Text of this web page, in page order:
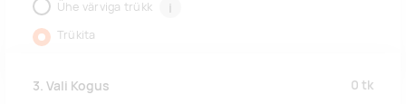
Ühe värviga trükk i
Trükita
3. Vali Kogus 0 tk